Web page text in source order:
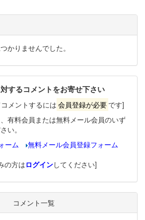
かりませんでした。
するコメントをお寄せ下さい
メントするには 会員登録が必要 です]
有料会員または無料メール会員のいず
い。
ーム
無料メール会員登録フォーム
の方はログインしてください]
コメント一覧